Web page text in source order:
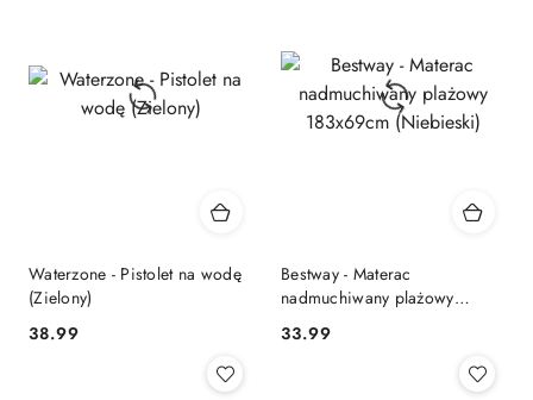
Waterzone - Pistolet na wodę
(Zielony)
Cena:
38.99
Bestway - Materac
nadmuchiwany plażowy
Cena:
33.99